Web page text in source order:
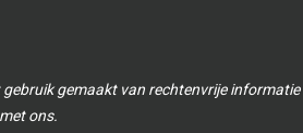
gemaakt van rechtenvrije
ons.